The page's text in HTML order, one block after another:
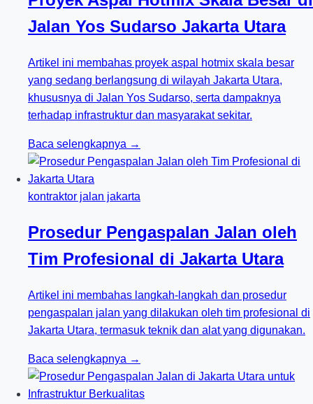
Jalan Yos Sudarso Jakarta Utara
Artikel ini membahas proyek aspal hotmix skala besar
yang sedang berlangsung di wilayah Jakarta Utara,
khususnya di Jalan Yos Sudarso, serta dampaknya
terhadap infrastruktur dan masyarakat sekitar.
Baca selengkapnya →
kontraktor jalan jakarta
Prosedur Pengaspalan Jalan oleh
Tim Profesional di Jakarta Utara
Artikel ini membahas langkah-langkah dan prosedur
pengaspalan jalan yang dilakukan oleh tim profesional di
Jakarta Utara, termasuk teknik dan alat yang digunakan.
Baca selengkapnya →